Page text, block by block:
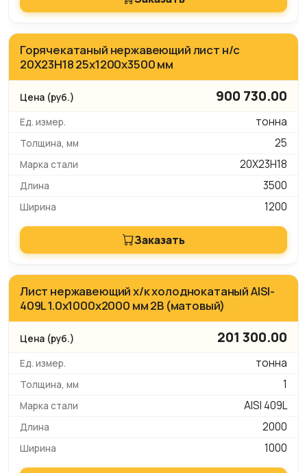
Горячекатаный нержавеющий лист н/с
20Х23Н18 25х1200х3500 мм
900 730.00
тонна
25
20Х23Н18
3500
1200
Заказать
Лист нержавеющий х/к холоднокатаный AISI-
409L 1.0х1000х2000 мм 2B (матовый)
201 300.00
тонна
1
AISI 409L
2000
1000